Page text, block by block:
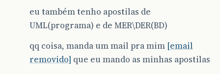
eu também tenho apostilas de
UML(programa) e de MER\DER(BD)
qq coisa, manda um mail pra mim [email
removido] que eu mando as minhas apostilas